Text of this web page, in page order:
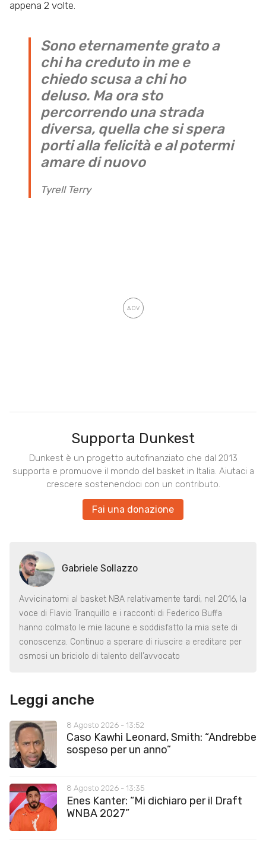
appena 2 volte.
Sono eternamente grato a
chi ha creduto in me e
chiedo scusa a chi ho
deluso. Ma ora sto
percorrendo una strada
diversa, quella che si spera
porti alla felicità e al potermi
amare di nuovo
Tyrell Terry
Supporta Dunkest
Dunkest è un progetto autofinanziato che dal 2013
supporta e promuove il mondo del basket in Italia. Aiutaci a
crescere sostenendoci con un contributo.
Fai una donazione
Gabriele Sollazzo
Avvicinatomi al basket NBA relativamente tardi, nel 2016, la
voce di Flavio Tranquillo e i racconti di Federico Buffa
hanno colmato le mie lacune e soddisfatto la mia sete di
conoscenza. Continuo a sperare di riuscire a ereditare per
osmosi un briciolo di talento dell’avvocato
Leggi anche
8 Agosto 2026 - 13:52
Caso Kawhi Leonard, Smith: “Andrebbe
sospeso per un anno”
8 Agosto 2026 - 13:35
Enes Kanter: “Mi dichiaro per il Draft
WNBA 2027”